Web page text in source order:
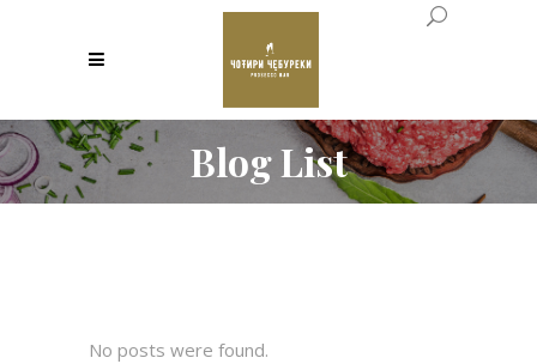
Blog List
No posts were found.